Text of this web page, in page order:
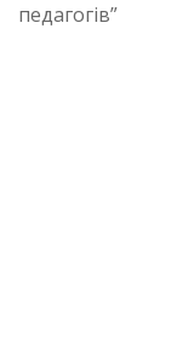
педагогів”